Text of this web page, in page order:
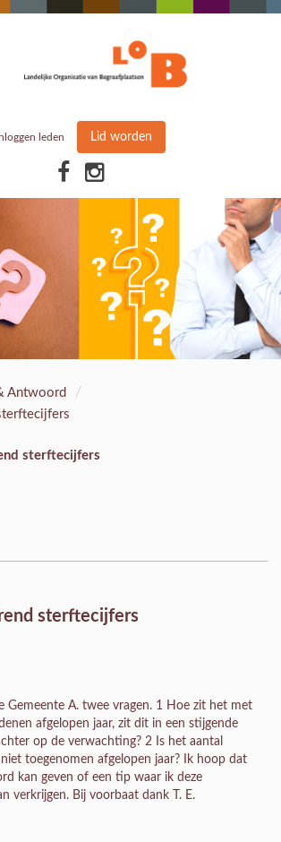
leden Lid worden
Antwoord /
sterftecijfers
sterftecijfers
Gemeente A. twee vragen. 1 Hoe zit het met
afgelopen jaar, zit dit in een stijgende
op de verwachting? 2 Is het aantal
toegenomen afgelopen jaar? Ik hoop dat
kan geven of een tip waar ik deze
verkrijgen. Bij voorbaat dank T. E.